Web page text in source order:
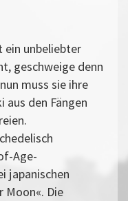
ein unbeliebter
geschweige denn
muss sie ihre
aus den Fängen
Age-
japanischen
Moon«. Die